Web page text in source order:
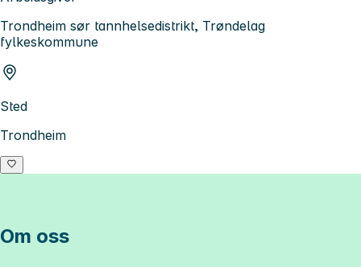
Trondheim sør tannhelsedistrikt, Trøndelag
fylkeskommune
Sted
Trondheim
Om oss